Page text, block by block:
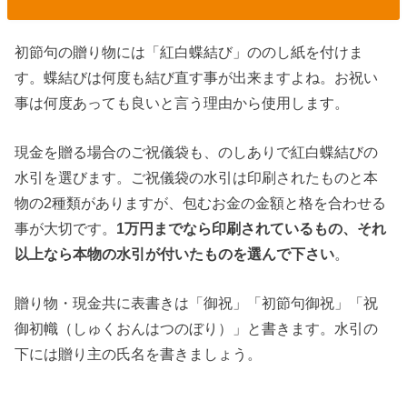
初節句の贈り物には「紅白蝶結び」ののし紙を付けま
す。蝶結びは何度も結び直す事が出来ますよね。お祝い
事は何度あっても良いと言う理由から使用します。
現金を贈る場合のご祝儀袋も、のしありで紅白蝶結びの
水引を選びます。ご祝儀袋の水引は印刷されたものと本
物の2種類がありますが、包むお金の金額と格を合わせる
事が大切です。 1万円までなら印刷されているもの、それ
以上なら本物の水引が付いたものを選んで下さい。
贈り物・現金共に表書きは「御祝」「初節句御祝」「祝
御初幟（しゅくおんはつのぼり）」と書きます。水引の
下には贈り主の氏名を書きましょう。